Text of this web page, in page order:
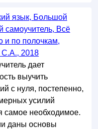
язык, Большой
самоучитель, Всё
и по полочкам,
С.А., 2018
дает
выучить
с нуля, постепенно,
усилий
самое необходимое.
даны основы